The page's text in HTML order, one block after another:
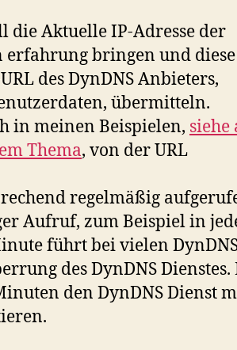
die Aktuelle IP-Adresse der
bringen und
des DynDNS Anbieters,
übermitteln.
in meinen Beispielen, siehe
Thema, von der URL
regelmäßig
Aufruf, zum Beispiel in
führt bei vielen
des DynDNS Dienstes.
den DynDNS Dienst